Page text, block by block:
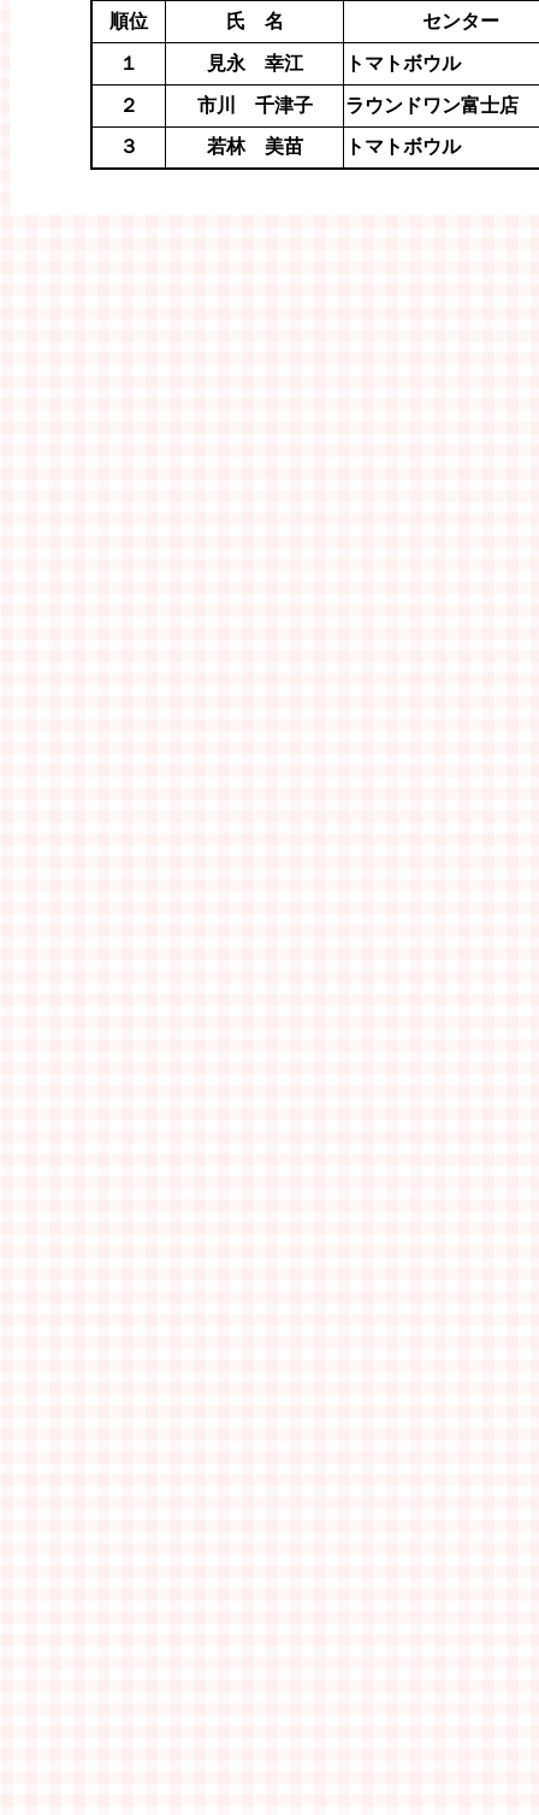
順位 氏 名 センター
１ 見永 幸江 トマトボウル
２ 市川 千津子
ラウンドワン富士店
３
若林 美苗 トマトボウル